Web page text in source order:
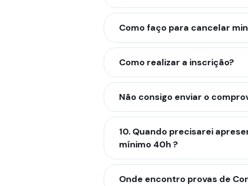
Como faço para cancelar
Como realizar a inscrição?
Não consigo enviar o
10. Quando precisarei
mínimo 40h ?
Onde encontro provas de